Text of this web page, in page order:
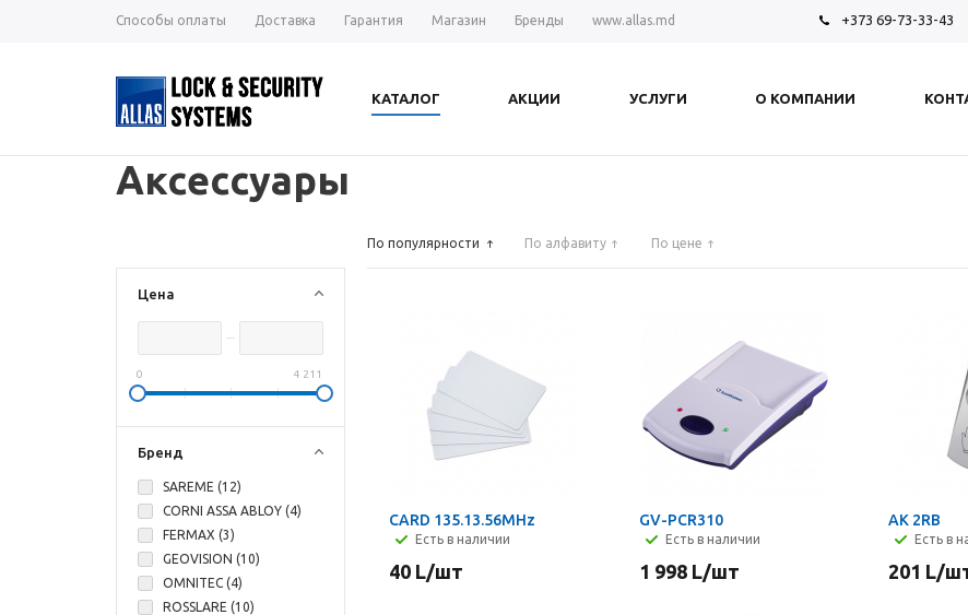
Способы оплаты Доставка Гарантия Магазин Бренды www.allas.md +373 69-73-33-43
КАТАЛОГ АКЦИИ УСЛУГИ О КОМПАНИИ
Аксессуары
Цена
0 4 211
Бренд
SAREME (12)
CORNI ASSA ABLOY (4)
FERMAX (3)
GEOVISION (10)
OMNITEC (4)
ROSSLARE (10)
По популярности По алфавиту По цене
CARD 135.13.56MHz
Есть в наличии
40 L/шт
GV-PCR310
Есть в наличии
1 998L/шт
AK 2RB
Есть в
201 L/